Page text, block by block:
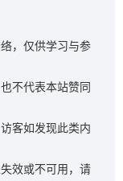
，仅供学习与参
不代表本站赞同
客如发现此类内
效或不可用，请